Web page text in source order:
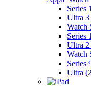
Series
Ultra 3
Watch
Series
Ultra 2
Watch
Series
Ultra